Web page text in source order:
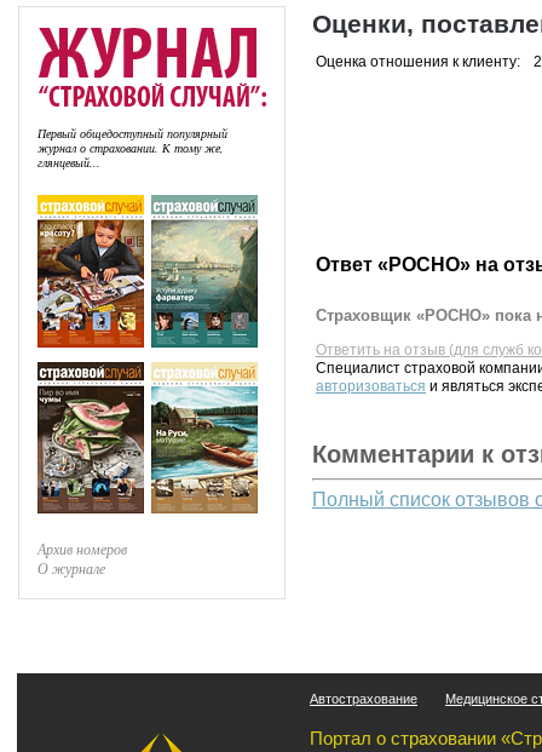
Первый общедоступный популярный
журнал о страховании. К тому же,
глянцевый...
Архив номеров
О журнале
Оценки,
Оценка отношения к клиенту: 2
Ответ «РОСНО» на
Страховщик «РОСНО» пока
Ответить на отзыв (для служб
Специалист страховой
авторизоваться и являться
Комментарии к
Полный список отзывов
Автострахование Медицинское
Портал о страховании